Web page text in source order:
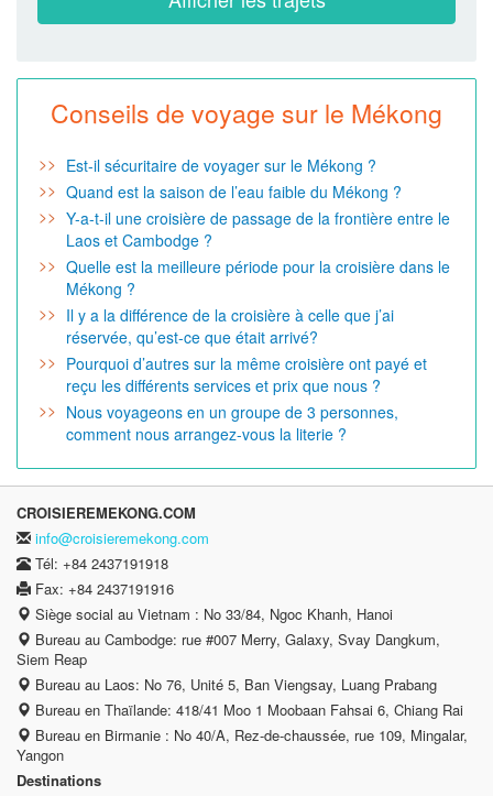
Conseils de voyage sur le Mékong
Est-il sécuritaire de voyager sur le Mékong ?
Quand est la saison de l’eau faible du Mékong ?
Y-a-t-il une croisière de passage de la frontière entre le
Laos et Cambodge ?
Quelle est la meilleure période pour la croisière dans le
Mékong ?
Il y a la différence de la croisière à celle que j’ai
réservée, qu’est-ce que était arrivé?
Pourquoi d’autres sur la même croisière ont payé et
reçu les différents services et prix que nous ?
Nous voyageons en un groupe de 3 personnes,
comment nous arrangez-vous la literie ?
CROISIEREMEKONG.COM
info@croisieremekong.com
Tél: +84 2437191918
Fax: +84 2437191916
Siège social au Vietnam : No 33/84, Ngoc Khanh, Hanoi
Bureau au Cambodge: rue #007 Merry, Galaxy, Svay Dangkum,
Siem Reap
Bureau au Laos: No 76, Unité 5, Ban Viengsay, Luang Prabang
Bureau en Thaïlande: 418/41 Moo 1 Moobaan Fahsai 6, Chiang Rai
Bureau en Birmanie : No 40/A, Rez-de-chaussée, rue 109, Mingalar,
Yangon
Destinations